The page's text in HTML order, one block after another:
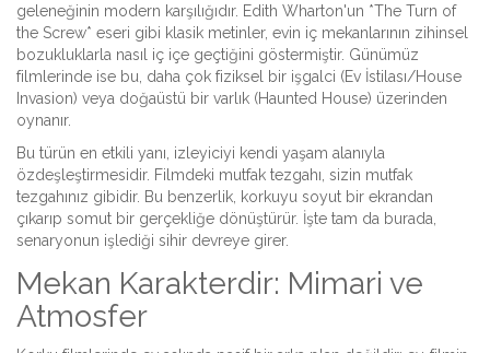
geleneğinin modern karşılığıdır. Edith Wharton'un *The Turn of
the Screw* eseri gibi klasik metinler, evin iç mekanlarının zihinsel
bozukluklarla nasıl iç içe geçtiğini göstermiştir. Günümüz
filmlerinde ise bu, daha çok fiziksel bir işgalci (Ev İstilası/House
Invasion) veya doğaüstü bir varlık (Haunted House) üzerinden
oynanır.
Bu türün en etkili yanı, izleyiciyi kendi yaşam alanıyla
özdeşleştirmesidir. Filmdeki mutfak tezgahı, sizin mutfak
tezgahınız gibidir. Bu benzerlik, korkuyu soyut bir ekrandan
çıkarıp somut bir gerçekliğe dönüştürür. İşte tam da burada,
senaryonun işlediği sihir devreye girer.
Mekan Karakterdir: Mimari ve
Atmosfer